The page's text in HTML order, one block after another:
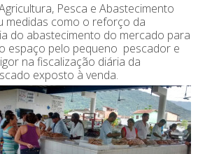
Pesca e Abastecimento
medidas como o reforço da
do abastecimento do mercado para
espaço pelo pequeno pescador e
na fiscalização diária da
exposto à venda.